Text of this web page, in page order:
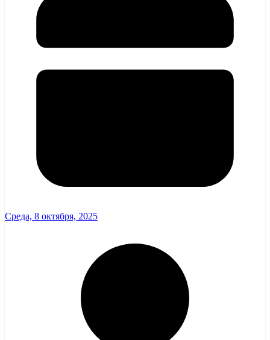
Среда, 8 октября, 2025